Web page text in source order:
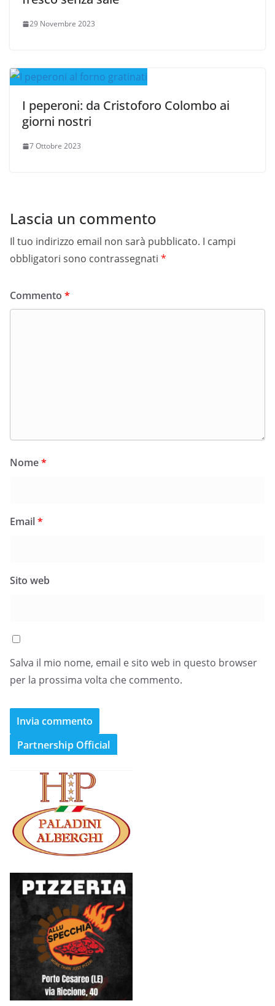
29 Novembre 2023
I peperoni: da Cristoforo Colombo ai
giorni nostri
7 Ottobre 2023
Lascia un commento
Il tuo indirizzo email non sarà pubblicato. I campi
obbligatori sono contrassegnati *
Commento *
Nome*
Email*
Sito web
Salva il mio nome, email e sito web in questo browser
per la prossima volta che commento.
Partnership Official